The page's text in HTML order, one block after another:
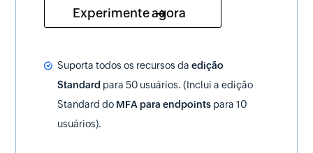
Experimente agora
Suporta todos os recursos daedição
Standard para 50 usuários. (Inclui a edição
Standard do MFA para endpoints para 10
usuários).